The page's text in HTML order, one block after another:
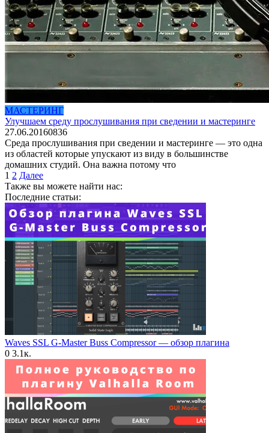
МАСТЕРИНГ
Улучшаем среду прослушивания при сведении и мастеринге
27.06.20160836
Среда прослушивания при сведении и мастеринге — это одна
из областей которые упускают из виду в большинстве
домашних студий. Она важна потому что
Пагинация
записей
1 2 Далее
Также вы можете найти нас:
Последние статьи:
Waves SSL G-Master Buss Compressor — обзор плагина
0 3.1к.